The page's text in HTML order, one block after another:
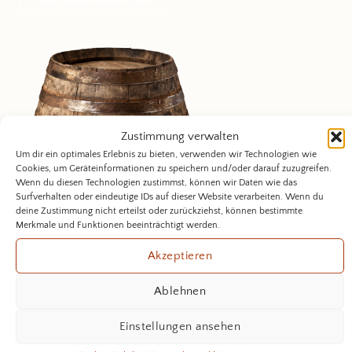
Zustimmung verwalten
Um dir ein optimales Erlebnis zu bieten, verwenden wir Technologien wie
Cookies, um Geräteinformationen zu speichern und/oder darauf zuzugreifen.
Wenn du diesen Technologien zustimmst, können wir Daten wie das
Surfverhalten oder eindeutige IDs auf dieser Website verarbeiten. Wenn du
deine Zustimmung nicht erteilst oder zurückziehst, können bestimmte
Merkmale und Funktionen beeinträchtigt werden.
Akzeptieren
Ablehnen
Einstellungen ansehen
nsere whisky highlights